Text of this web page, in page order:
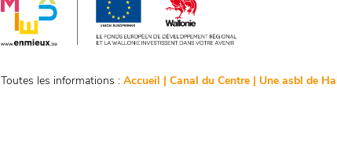
Toutes les informations : Accueil | Canal du Centre | Une asbl de